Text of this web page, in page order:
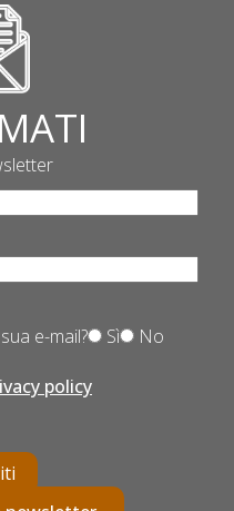
e-mail? Sì No
policy